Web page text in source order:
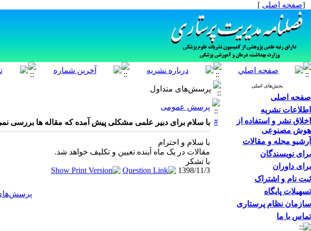
[صفحه اصلی ]
بخش‌های اصلی
صفحه اصلی
اطلاعات نشریه
اخلاق نشر و استفاده از
هوش مصنوعی
آرشیو مجله و مقالات
برای نویسندگان
برای داوران
ثبت نام و اشتراک
تسهیلات پایگاه
سازمان نظام پرستاری
تماس با ما
پرسش‌های متداول
پرسش عمومی
# با سلام برای دبیر علمی مشکلی پیش آمده که مقاله ها
با سلام و احترام
مقالات در یک ماه آینده تعیین و تکلیف خواهد شد.
با تشکر
1398/11/3
پرسش‌های